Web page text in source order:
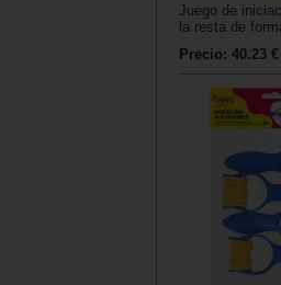
Juego de
la resta de
Precio: 40.23 €